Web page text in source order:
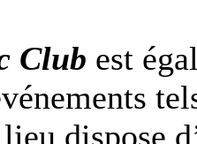
Club est
dispose